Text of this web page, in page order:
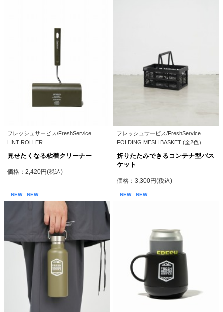
フレッシュサービス/FreshService
LINT ROLLER
見せたくなる粘着クリーナー
価格：2,420円(税込)
フレッシュサービス/FreshService
FOLDING MESH BASKET (全2色）
折りたたみできるコンテナ型バス
ケット
価格：3,300円(税込)
NEW NEW NEW NEW